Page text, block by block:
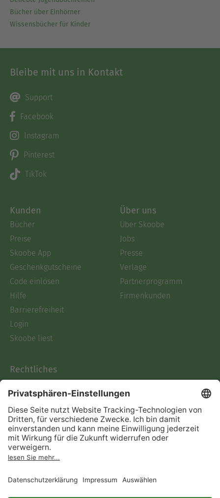
Bücher über Einhörner
Wissensbücher für Kinder
Bleibe mit uns in Kontakt
Support
Facebook
Instagram
Pinterest
TikTok
Kunden
Bücher
Preise
Skoobe App
Geschenkgutscheine
Code einlösen
Hilfe
Barrierefreiheit
Login
Skoobe liest
Über uns
Über Skoobe
Jobs
Presse
Verlage
Partnerprogramm
Firmenkunden
Rechtliches
AGB
Informationen nach Data
Act
Verträge hier kündigen
Impressum